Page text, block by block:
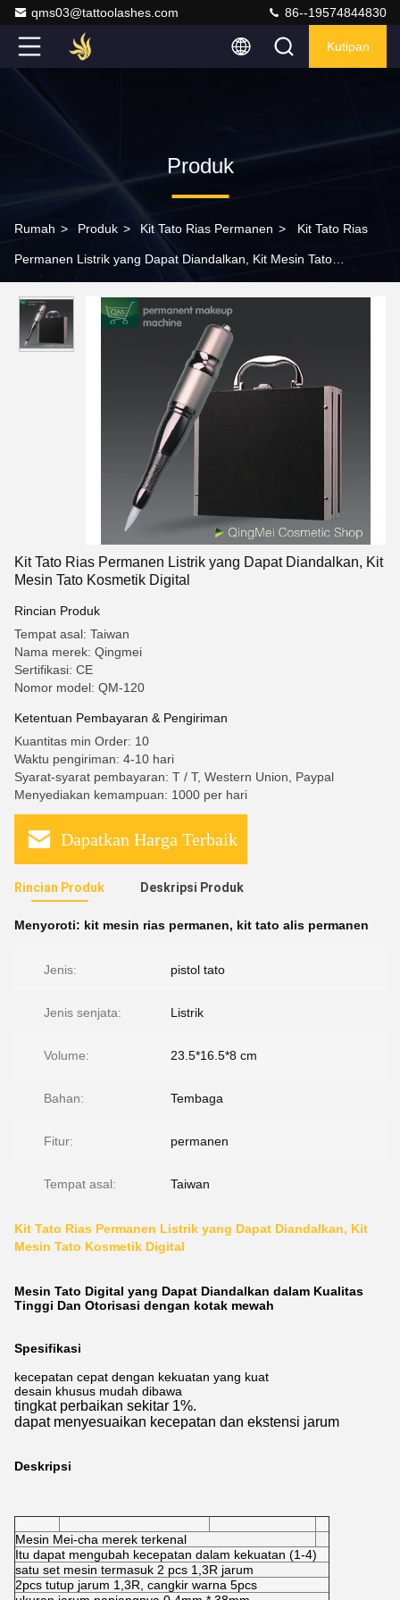
qms03@tattoolashes.com 86--19574844830
Kutipan
Produk
Rumah > Produk > Kit Tato Rias Permanen > Kit Tato Rias
Permanen Listrik yang Dapat Diandalkan, Kit Mesin Tato
Kit Tato Rias Permanen Listrik yang Dapat Diandalkan, Kit
Mesin Tato Kosmetik Digital
Rincian Produk
Tempat asal: Taiwan
Nama merek: Qingmei
Sertifikasi: CE
Nomor model: QM-120
Ketentuan Pembayaran & Pengiriman
Kuantitas min Order: 10
Waktu pengiriman: 4-10 hari
Syarat-syarat pembayaran: T / T, Western Union, Paypal
Menyediakan kemampuan: 1000 per hari
Dapatkan Harga Terbaik
Rincian Produk Deskripsi Produk
Menyoroti: kit mesin rias permanen, kit tato alis permanen
Jenis: pistol tato
Jenis senjata: Listrik
Volume: 23.5*16.5*8 cm
Bahan: Tembaga
Fitur: permanen
Tempat asal: Taiwan
Kit Tato Rias Permanen Listrik yang Dapat Diandalkan, Kit
Mesin Tato Kosmetik Digital
Mesin Tato Digital yang Dapat Diandalkan dalam Kualitas
Tinggi Dan Otorisasi dengan kotak mewah
Spesifikasi
kecepatan cepat dengan kekuatan yang kuat
desain khusus mudah dibawa
tingkat perbaikan sekitar 1%.
dapat menyesuaikan kecepatan dan ekstensi jarum
Deskripsi
Mesin Mei-cha merek terkenal
Itu dapat mengubah kecepatan dalam kekuatan (1-4)
satu set mesin termasuk 2 pcs 1,3R jarum
2pcs tutup jarum 1,3R, cangkir warna 5pcs